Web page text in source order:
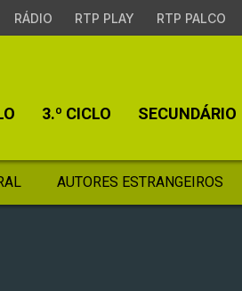
RÁDIO RTP PLAY RTP PALCO
3.º CICLO SECUNDÁRIO
AUTORES ESTRANGEIROS